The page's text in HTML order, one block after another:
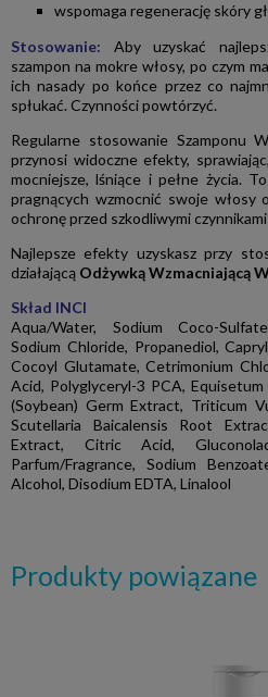
wspomaga regenerację skóry
Stosowanie: Aby uzyskać
szampon na mokre włosy, po czym
ich nasady po końce przez co
spłukać. Czynności powtórzyć.
Regularne stosowanie Szamponu
przynosi widoczne efekty,
mocniejsze, lśniące i pełne życia.
pragnących wzmocnić swoje włosy
ochronę przed szkodliwymi
Najlepsze efekty uzyskasz przy
działającą Odżywką Wzmacniającą
Skład INCI
Aqua/Water, Sodium Coco-
Sodium Chloride, Propanediol,
Cocoyl Glutamate, Cetrimonium
Acid, Polyglyceryl-3 PCA,
(Soybean) Germ Extract, Triticum
Scutellaria Baicalensis Root
Extract, Citric Acid,
Parfum/Fragrance, Sodium
Alcohol, Disodium EDTA, Linalool
Produkty powiązane